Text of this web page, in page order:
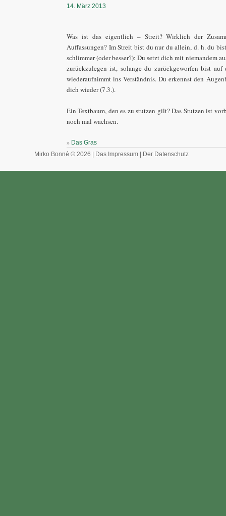
14. März 2013
Was ist das eigentlich – Streit? Wirklich der
Auffassungen? Im Streit bist du nur du allein, d. h. du
schlimmer (oder besser?): Du setzt dich mit niemandem
zurückzulegen ist, solange du zurückgeworfen bist
wiederaufnimmt ins Verständnis. Du erkennst den
dich wieder (7.3.).
Ein Textbaum, den es zu stutzen gilt? Das Stutzen ist
noch mal wachsen.
» Das Gras
Mirko Bonné © 2026 |
Das Impressum Der Datenschutz